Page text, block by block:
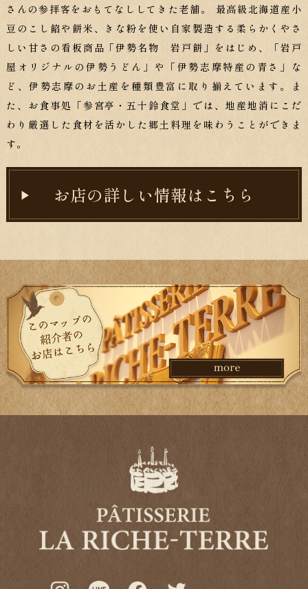
さんの参拝客をおもてなししてきた老舗。 最高級北海道産小
豆のこし餡や餅米、きな粉を使い自家製造する柔らかくやさ
しい甘さの看板商品「伊勢名物 岩戸餅」をはじめ、「岩戸
屋オリジナルの伊勢うどん」や「伊勢志摩特産の青さ」な
ど、伊勢志摩のお土産を種類豊富に取り揃えています。ま
た、お食事処「参宮亭・五十鈴食堂」では、地産地消にこだ
わり厳選した食材を活かした郷土料理を味わうことができま
す。
お店の詳しい情報はこちら